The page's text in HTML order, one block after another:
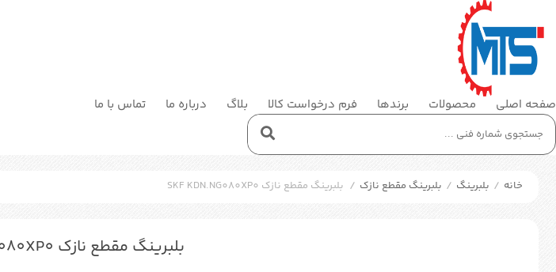
صفحه اصلی محصولات برندها فرم درخواست کالا بلاگ درباره ما تماس با ما
خانه / بلبرینگ / بلبرینگ مقطع نازک / بلبرینگ مقطع نازک SKF KDN.NG080XP0
بلبرینگ مقطع نازک SKF KDN.NG080XP0